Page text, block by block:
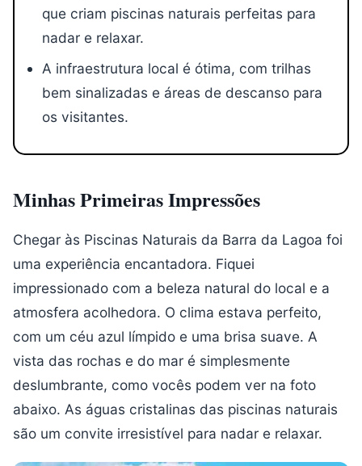
que criam piscinas naturais perfeitas para
nadar e relaxar.
A infraestrutura local é ótima, com trilhas
bem sinalizadas e áreas de descanso para
os visitantes.
Minhas Primeiras Impressões
Chegar às Piscinas Naturais da Barra da Lagoa foi
uma experiência encantadora. Fiquei
impressionado com a beleza natural do local e a
atmosfera acolhedora. O clima estava perfeito,
com um céu azul límpido e uma brisa suave. A
vista das rochas e do mar é simplesmente
deslumbrante, como vocês podem ver na foto
abaixo. As águas cristalinas das piscinas naturais
são um convite irresistível para nadar e relaxar.